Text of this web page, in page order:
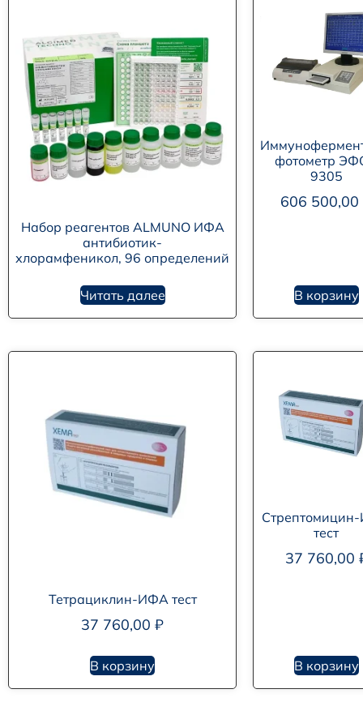
Набор реагентов ALMUNO ИФА
антибиотик-
хлорамфеникол, 96 определений
Читать далее
фотометр
9305
606 500,00
В корзину
Тетрациклин-ИФА тест
37 760,00 ₽
В корзину
тест
37 760,00
В корзину